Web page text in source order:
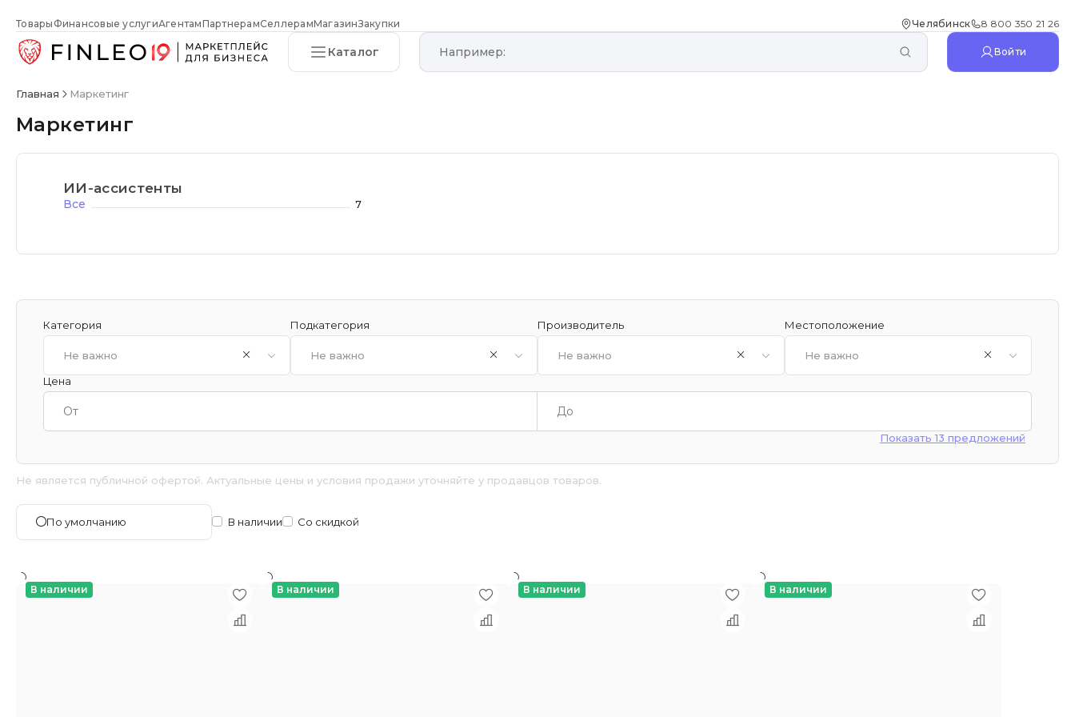
Товары Финансовые услугиАгентамПартнерамСеллерамМагазинЗакупки Челябинск 8 800 350 21 26
Каталог Войти
Главная Маркетинг
Маркетинг
ИИ-ассистенты
Все 7
Категория
Не важно
Подкатегория
Не важно
Производитель
Не важно
Местоположение
Не важно
Цена
Показать 13 предложений
Не является публичной офертой. Актуальные цены и условия продажи уточняйте у продавцов товаров.
По умолчанию В наличии Со скидкой
В наличии В наличии В наличии В наличии